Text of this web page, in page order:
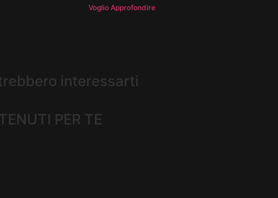
Voglio Approfondire
interessarti
PER TE